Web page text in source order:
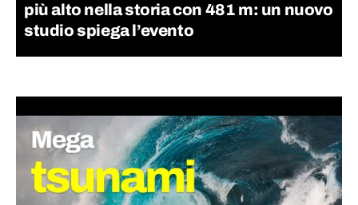
più alto nella storia con 481 m: un nuovo
studio spiega l’evento